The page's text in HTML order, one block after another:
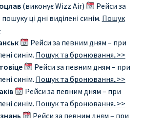
(виконує Wizz Air)
Рейси за
ці дні виділені синім. Пошук
Рейси за певним дням – при
синім. Пошук та бронювання..>>
Рейси за певним дням – при
синім. Пошук та бронювання..>>
Рейси за певним дням – при
синім. Пошук та бронювання..>>
Рейси за певним дням – при